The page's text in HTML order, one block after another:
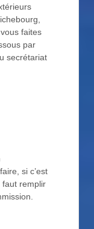
faites
par
secrétariat
si c’est
faut remplir